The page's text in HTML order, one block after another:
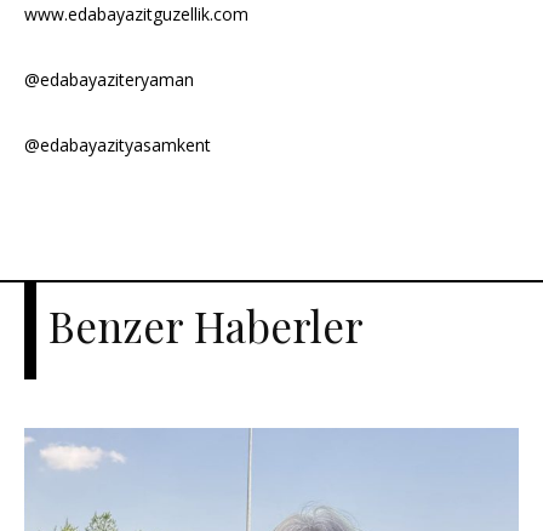
www.edabayazitguzellik.com
@edabayaziteryaman
@edabayazityasamkent
Benzer Haberler